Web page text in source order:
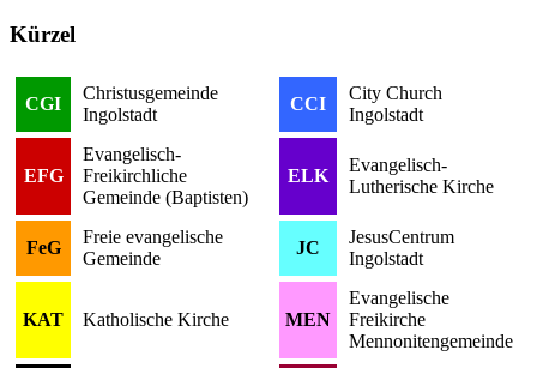
Kürzel
CGI
Christusgemeinde
Ingolstadt
CCI
City Church
Ingolstadt
EFG
Evangelisch-
Freikirchliche
Gemeinde (Baptisten)
ELK
Evangelisch-
Lutherische Kirche
FeG
Freie evangelische
Gemeinde
JC
JesusCentrum
Ingolstadt
KAT Katholische Kirche MEN
Evangelische
Freikirche
Mennonitengemeinde